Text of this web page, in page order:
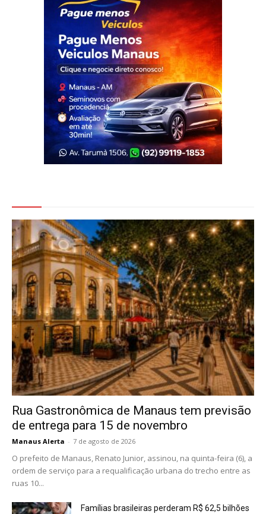
Rua Gastronômica de Manaus tem previsão
de entrega para 15 de novembro
Manaus Alerta - 7 de agosto de 2026
O prefeito de Manaus, Renato Junior, assinou, na quinta-feira (6), a
ordem de serviço para a requalificação urbana do trecho entre as
ruas 10...
Famílias brasileiras perderam R$ 62,5 bilhões